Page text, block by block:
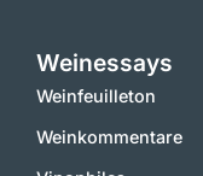
Weinessays
Weinfeuilleton
Weinkommentare